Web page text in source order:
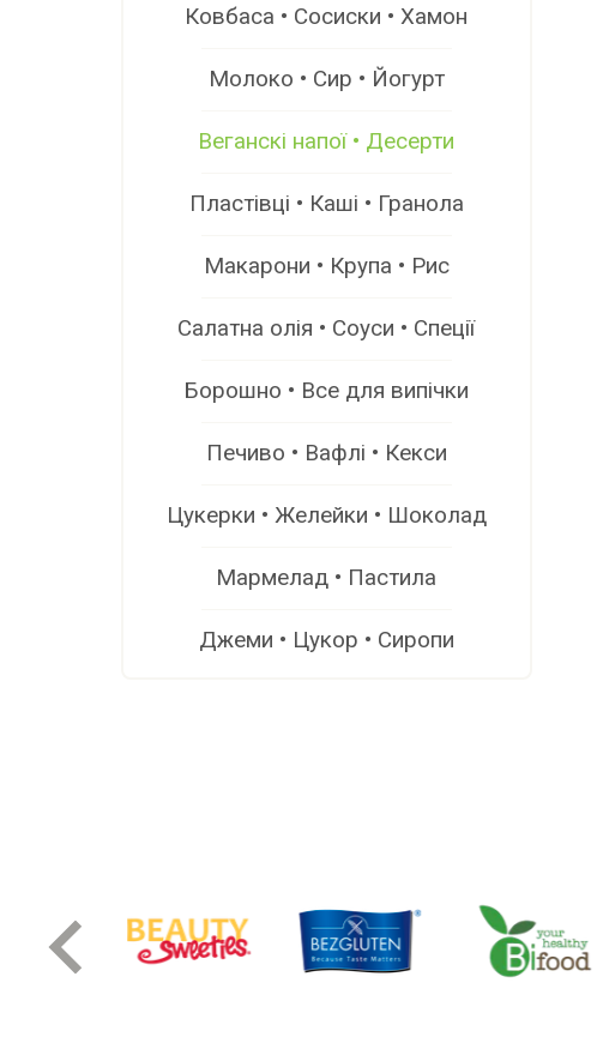
Ковбаса • Сосиски • Хамон
Молоко • Сир • Йогурт
Веганскі напої • Десерти
Пластівці • Каші • Гранола
Макарони • Крупа • Рис
Салатна олія • Соуси • Спеції
Борошно • Все для випічки
Печиво • Вафлі • Кекси
Цукерки • Желейки • Шоколад
Мармелад • Пастила
Джеми • Цукор • Сиропи